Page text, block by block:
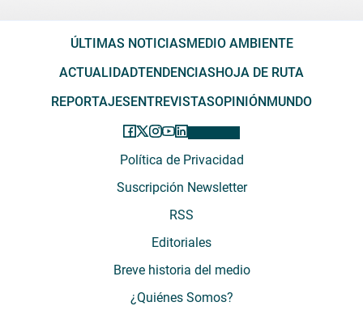
ÚLTIMAS NOTICIAS MEDIO AMBIENTE
ACTUALIDADTENDENCIAS HOJA DE RUTA
REPORTAJES ENTREVISTASOPINIÓN MUNDO
Política de Privacidad
Suscripción Newsletter
RSS
Editoriales
Breve historia del medio
¿Quiénes Somos?